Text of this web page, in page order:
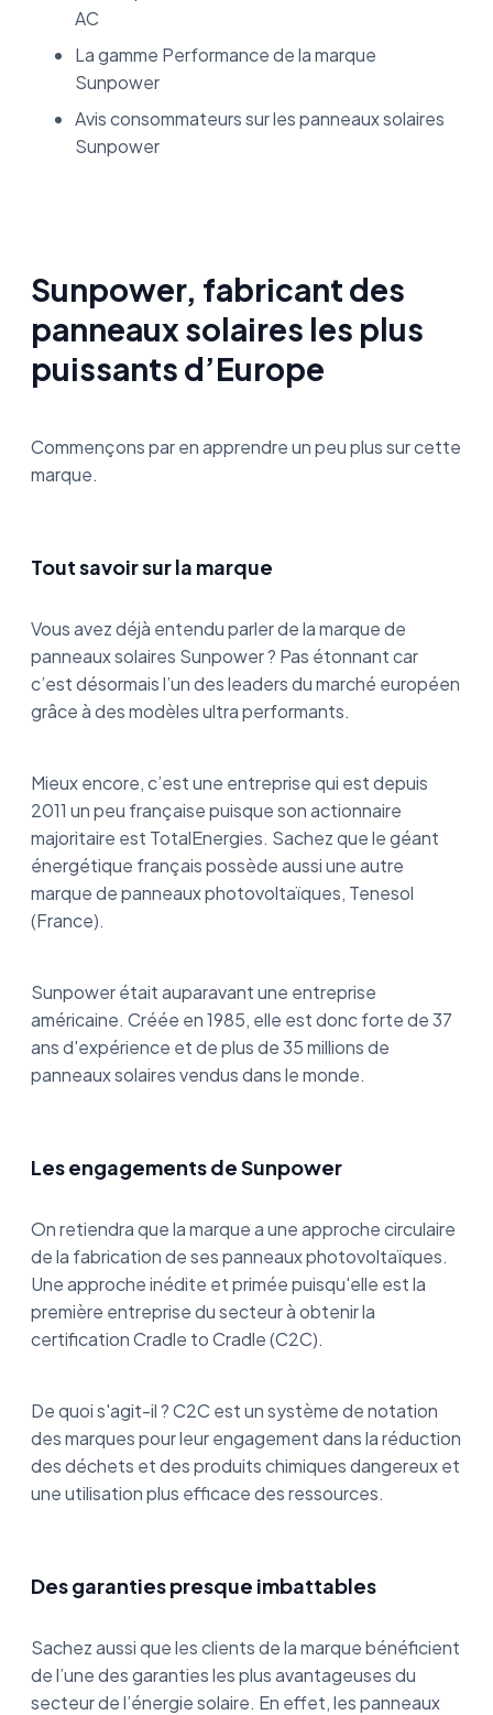
AC
La gamme Performance de la marque
Sunpower
Avis consommateurs sur les panneaux solaires
Sunpower
Sunpower, fabricant des
panneaux solaires les plus
puissants d’Europe
Commençons par en apprendre un peu plus sur cette
marque.
Tout savoir sur la marque
Vous avez déjà entendu parler de la marque de
panneaux solaires Sunpower ? Pas étonnant car
c’est désormais l’un des leaders du marché européen
grâce à des modèles ultra performants.
Mieux encore, c’est une entreprise qui est depuis
2011 un peu française puisque son actionnaire
majoritaire est TotalEnergies. Sachez que le géant
énergétique français possède aussi une autre
marque de panneaux photovoltaïques, Tenesol
(France).
Sunpower était auparavant une entreprise
américaine. Créée en 1985, elle est donc forte de 37
ans d'expérience et de plus de 35 millions de
panneaux solaires vendus dans le monde.
Les engagements de Sunpower
On retiendra que la marque a une approche circulaire
de la fabrication de ses panneaux photovoltaïques.
Une approche inédite et primée puisqu'elle est la
première entreprise du secteur à obtenir la
certification Cradle to Cradle (C2C).
De quoi s'agit-il ? C2C est un système de notation
des marques pour leur engagement dans la réduction
des déchets et des produits chimiques dangereux et
une utilisation plus efficace des ressources.
Des garanties presque imbattables
Sachez aussi que les clients de la marque bénéficient
de l’une des garanties les plus avantageuses du
secteur de l’énergie solaire. En effet, les panneaux